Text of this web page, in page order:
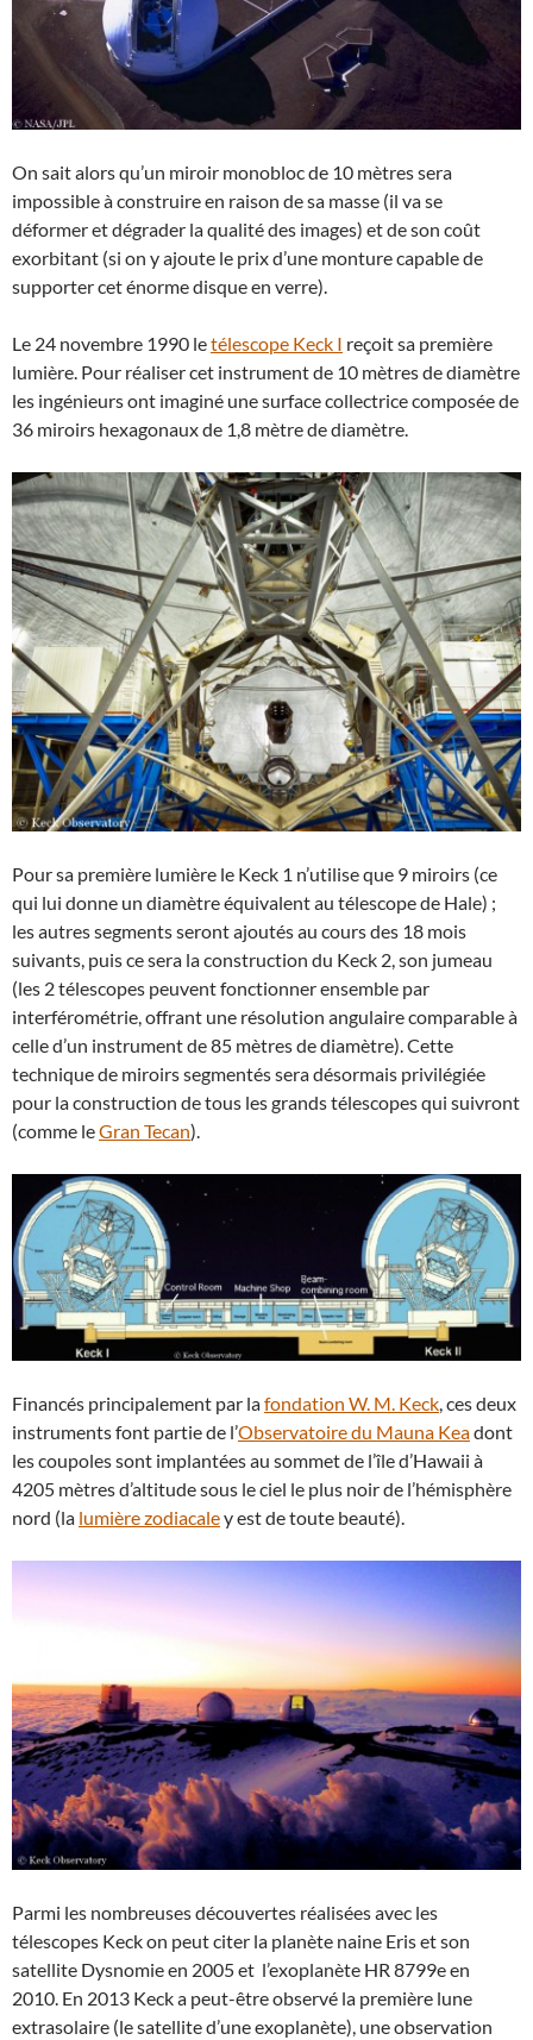
On sait alors qu’un miroir monobloc de 10 mètres sera
impossible à construire en raison de sa masse (il va se
déformer et dégrader la qualité des images) et de son coût
exorbitant (si on y ajoute le prix d’une monture capable de
supporter cet énorme disque en verre).
Le 24 novembre 1990 letélescope Keck I reçoit sa première
lumière. Pour réaliser cet instrument de 10 mètres de diamètre
les ingénieurs ont imaginé une surface collectrice composée de
36 miroirs hexagonaux de 1,8 mètre de diamètre.
Pour sa première lumière le Keck 1 n’utilise que 9 miroirs (ce
qui lui donne un diamètre équivalent au télescope de Hale) ;
les autres segments seront ajoutés au cours des 18 mois
suivants, puis ce sera la construction du Keck 2, son jumeau
(les 2 télescopes peuvent fonctionner ensemble par
interférométrie, offrant une résolution angulaire comparable à
celle d’un instrument de 85 mètres de diamètre). Cette
technique de miroirs segmentés sera désormais privilégiée
pour la construction de tous les grands télescopes qui suivront
(comme leGran Tecan).
Financés principalement par lafondation W. M. Keck, ces deux
instruments font partie de l’Observatoire du Mauna Keadont
les coupoles sont implantées au sommet de l’île d’Hawaii à
4205 mètres d’altitude sous le ciel le plus noir de l’hémisphère
nord (la lumière zodiacaley est de toute beauté).
Parmi les nombreuses découvertes réalisées avec les
télescopes Keck on peut citer la planète naine Eris et son
satellite Dysnomie en 2005 et l’exoplanète HR 8799e en
2010. En 2013 Keck a peut-être observé la première lune
extrasolaire (le satellite d’une exoplanète), une observation